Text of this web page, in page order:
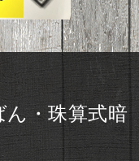
ん・珠算式暗